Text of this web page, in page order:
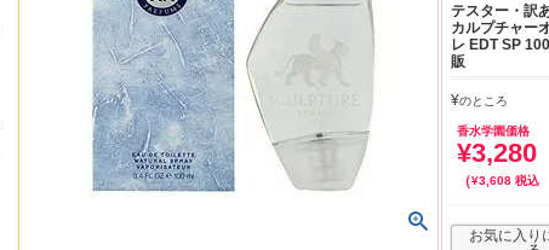
テスター・訳
カルプチャー
レ EDT SP
販
¥のところ
香水学園価格
¥3,280
¥3,608 税込
お気に入り